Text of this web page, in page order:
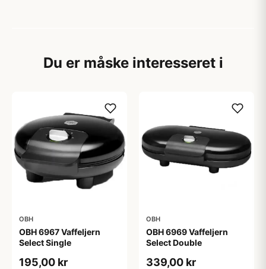
Du er måske interesseret i
OBH
OBH 6967 Vaffeljern
Select Single
195,00 kr
OBH
OBH 6969 Vaffeljern
Select Double
339,00 kr